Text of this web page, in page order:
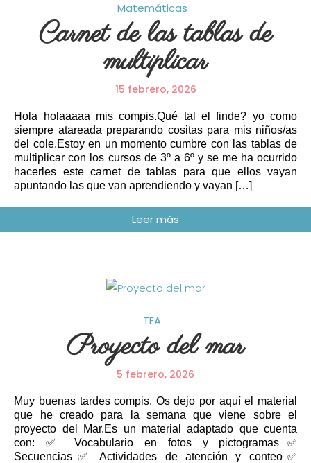
Matemáticas
Carnet de las tablas de
multiplicar
15 febrero, 2026
Hola holaaaaa mis compis.Qué tal el finde? yo como
siempre atareada preparando cositas para mis niños/as
del cole.Estoy en un momento cumbre con las tablas de
multiplicar con los cursos de 3º a 6º y se me ha ocurrido
hacerles este carnet de tablas para que ellos vayan
apuntando las que van aprendiendo y vayan […]
TEA
Proyecto del mar
5 febrero, 2026
Muy buenas tardes compis. Os dejo por aquí el material
que he creado para la semana que viene sobre el
proyecto del Mar.Es un material adaptado que cuenta
con: ✅ Vocabulario en fotos y pictogramas✅
Secuencias✅ Actividades de atención y conteo✅